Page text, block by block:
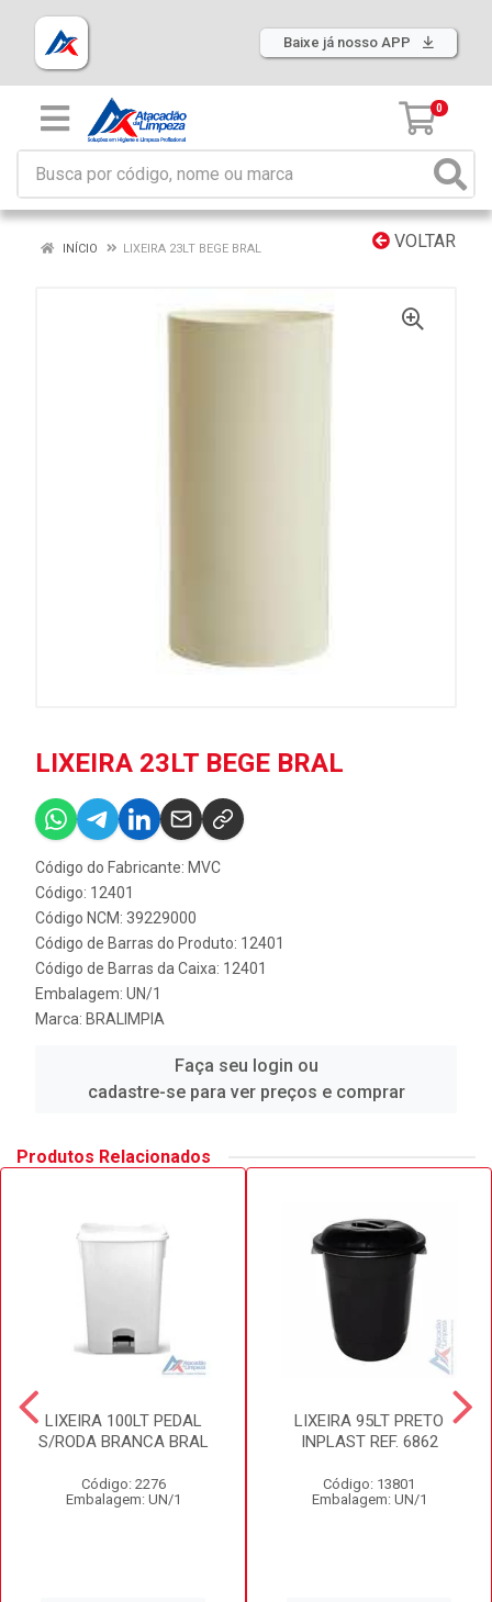
Baixe já nosso APP
0
VOLTAR
INÍCIO LIXEIRA 23LT BEGE BRAL
LIXEIRA 23LT BEGE BRAL
Código do Fabricante: MVC
Código: 12401
Código NCM: 39229000
Código de Barras do Produto: 12401
Código de Barras da Caixa: 12401
Embalagem: UN/1
Marca: BRALIMPIA
Faça seu login ou
cadastre-se para ver preços e comprar
Produtos Relacionados
LIXEIRA 100LT PEDAL
S/RODA BRANCA BRAL
Código: 2276
Embalagem: UN/1
LIXEIRA 95LT PRETO
INPLAST REF. 6862
Código: 13801
Embalagem: UN/1